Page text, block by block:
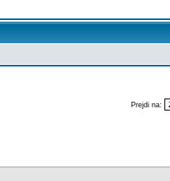
Prejdi na: